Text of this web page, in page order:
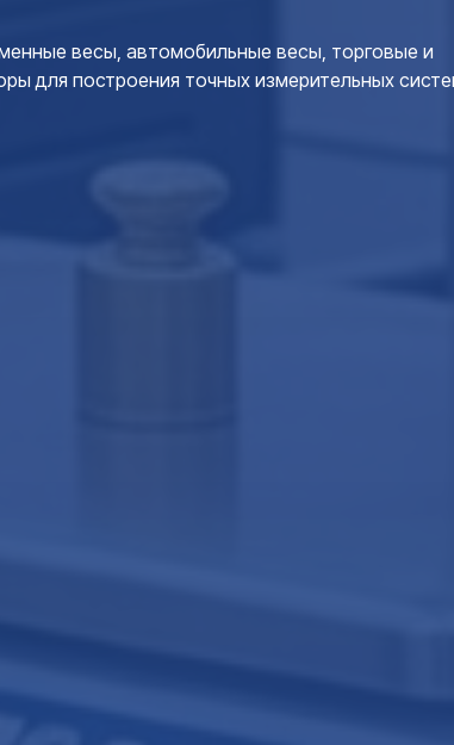
весы, автомобильные весы, торговые и
для построения точных измерительных